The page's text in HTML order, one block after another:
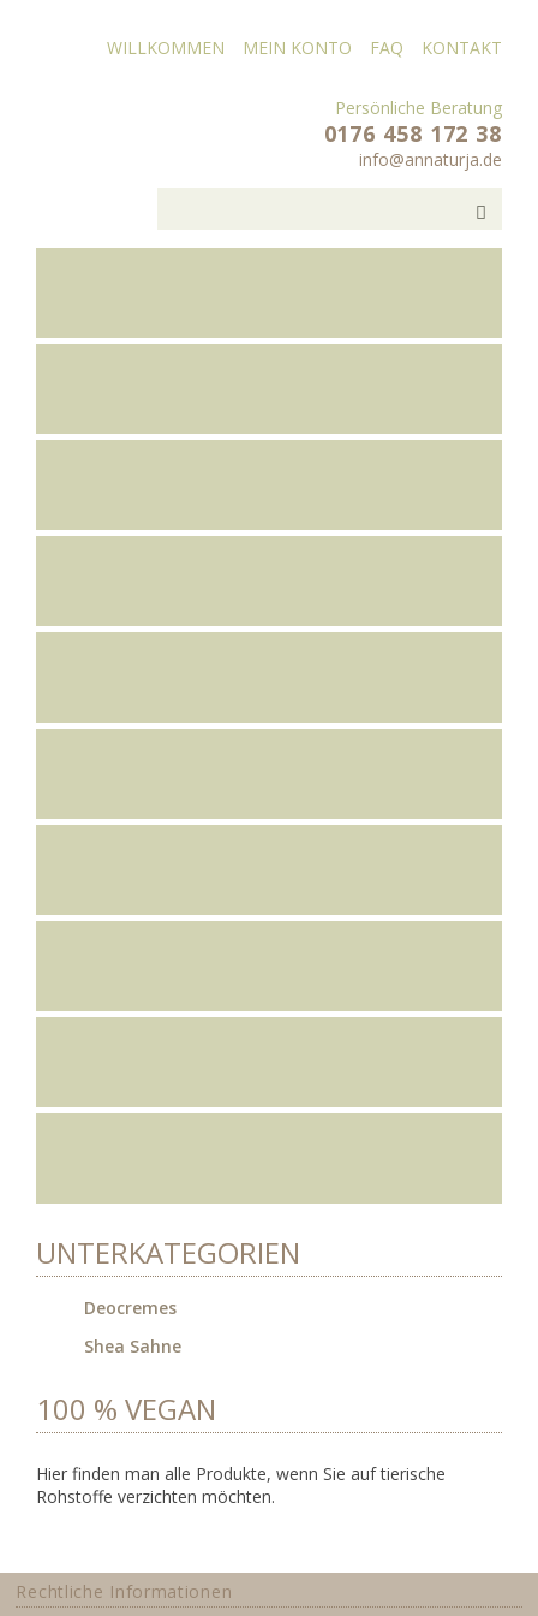
WILLKOMMEN MEIN KONTO FAQ KONTAKT
Persönliche Beratung
0176 458 172 38
info@annaturja.de
UNTERKATEGORIEN
Deocremes
Shea Sahne
100 % VEGAN
Hier finden man alle Produkte, wenn Sie auf tierische
Rohstoffe verzichten möchten.
Rechtliche Informationen